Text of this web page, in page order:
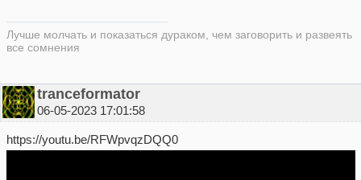
Лучше молчать и показаться дураком, чем заговорить и развеять
все сомнения
tranceformator
06-05-2023 17:01:58
https://youtu.be/RFWpvqzDQQ0